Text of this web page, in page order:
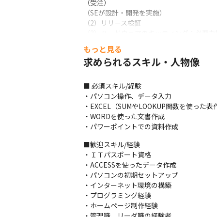
（受注）
（SEが設計・開発を実施）
（2）リリース検証
（5）導入：カスタマーサポートと連携し
（6）インストラクション：現地に赴き、セ
もっと見る
求められるスキル・人物像
■ 必須スキル/経験
・パソコン操作、データ入力
・EXCEL（SUMやLOOKUP関数を使った表
・WORDを使った文書作成
・パワーポイントでの資料作成
■歓迎スキル/経験
・ＩＴパスポート資格
・ACCESSを使ったデータ作成
・パソコンの初期セットアップ
・インターネット環境の構築
・プログラミング経験
・ホームページ制作経験